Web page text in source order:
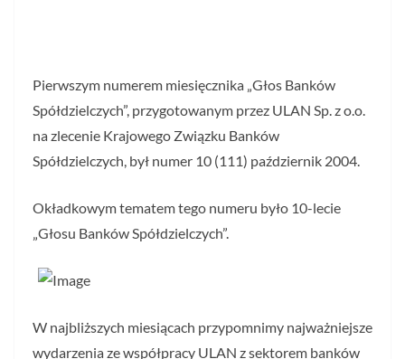
Pierwszym numerem miesięcznika „Głos Banków
Spółdzielczych”, przygotowanym przez ULAN Sp. z o.o.
na zlecenie Krajowego Związku Banków
Spółdzielczych, był numer 10 (111) październik 2004.
Okładkowym tematem tego numeru było 10-lecie
„Głosu Banków Spółdzielczych”.
W najbliższych miesiącach przypomnimy najważniejsze
wydarzenia ze współpracy ULAN z sektorem banków